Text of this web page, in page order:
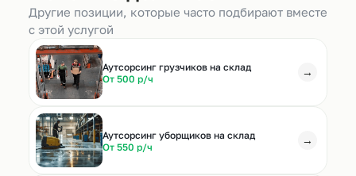
Другие позиции, которые часто подбирают вместе
с этой услугой
Аутсорсинг грузчиков на склад
От 500 р/ч
→
Аутсорсинг уборщиков на склад
От 550 р/ч
→